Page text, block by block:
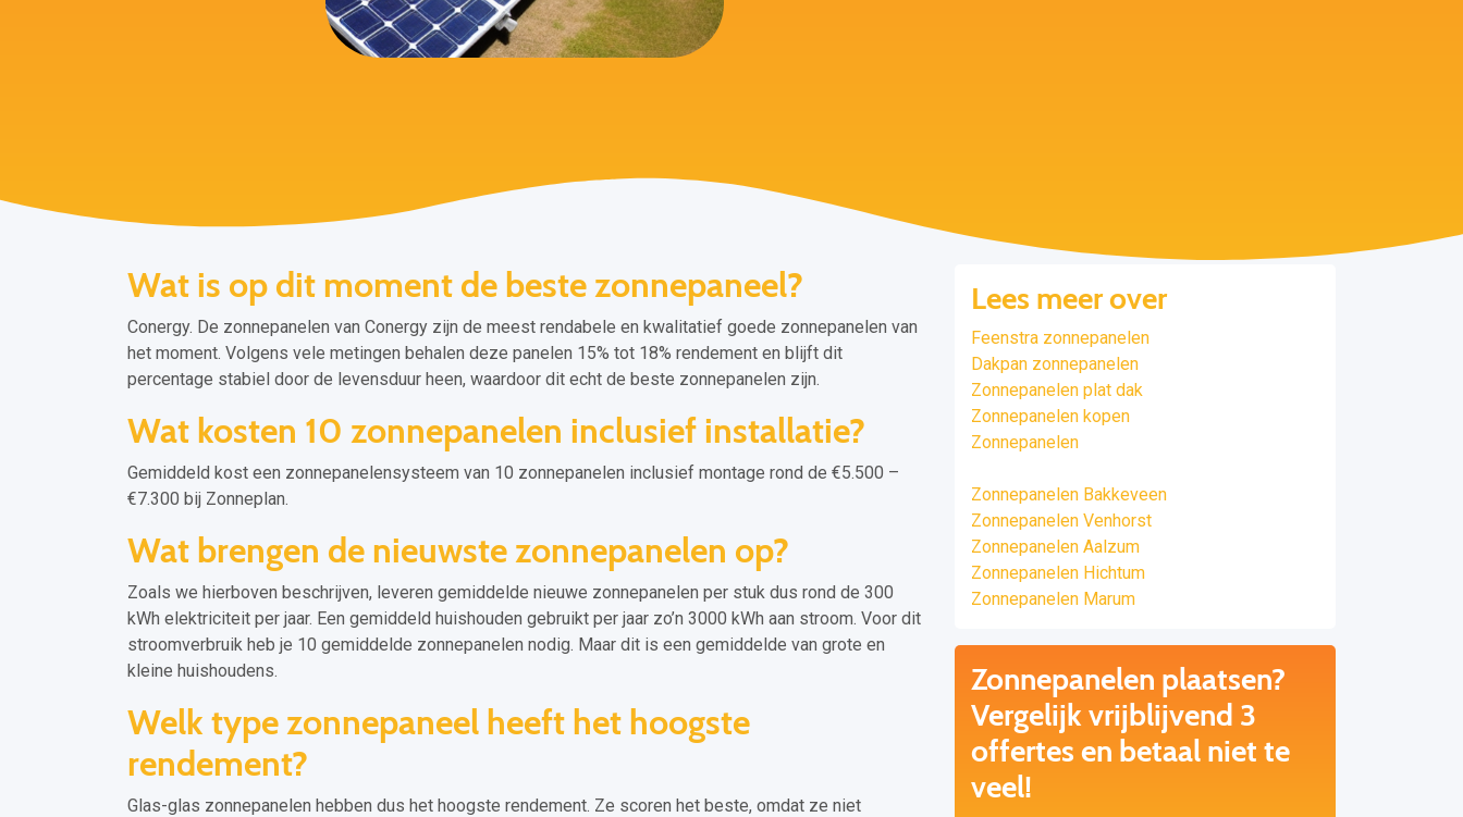
Wat is op dit moment de beste zonnepaneel?
Conergy. De zonnepanelen van Conergy zijn de meest rendabele en kwalitatief goede zonnepanelen van
het moment. Volgens vele metingen behalen deze panelen 15% tot 18% rendement en blijft dit
percentage stabiel door de levensduur heen, waardoor dit echt de beste zonnepanelen zijn.
Wat kosten 10 zonnepanelen inclusief installatie?
Gemiddeld kost een zonnepanelensysteem van 10 zonnepanelen inclusief montage rond de €5.500 –
€7.300 bij Zonneplan.
Wat brengen de nieuwste zonnepanelen op?
Zoals we hierboven beschrijven, leveren gemiddelde nieuwe zonnepanelen per stuk dus rond de 300
kWh elektriciteit per jaar. Een gemiddeld huishouden gebruikt per jaar zo’n 3000 kWh aan stroom. Voor dit
stroomverbruik heb je 10 gemiddelde zonnepanelen nodig. Maar dit is een gemiddelde van grote en
kleine huishoudens.
Welk type zonnepaneel heeft het hoogste
rendement?
Glas-glas zonnepanelen hebben dus het hoogste rendement. Ze scoren het beste, omdat ze niet
Lees meer over
Feenstra zonnepanelen
Dakpan zonnepanelen
Zonnepanelen plat dak
Zonnepanelen kopen
Zonnepanelen
Zonnepanelen Bakkeveen
Zonnepanelen Venhorst
Zonnepanelen Aalzum
Zonnepanelen Hichtum
Zonnepanelen Marum
Zonnepanelen plaatsen?
Vergelijk vrijblijvend 3
offertes en betaal niet te
veel!